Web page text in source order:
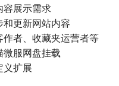
容展示需求
和更新网站内容
作者、收藏夹运营者等
微服网盘挂载
义扩展